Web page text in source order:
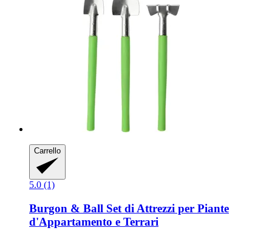
Carrello
5.0 (1)
Burgon & Ball Set di Attrezzi per Piante
d'Appartamento e Terrari